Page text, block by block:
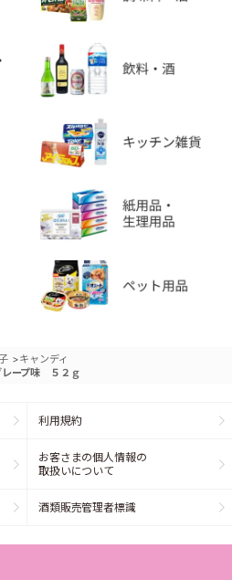
>キャンディ
ープ味 ５２ｇ
利用規約
お客さまの個人情報の
取扱いについて
酒類販売管理者標識